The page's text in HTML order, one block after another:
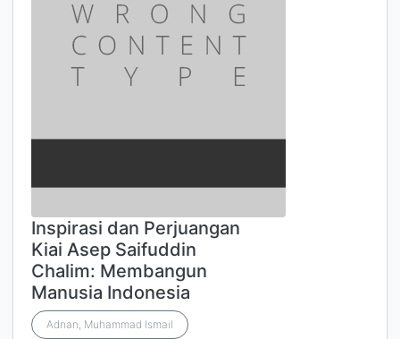
Inspirasi dan Perjuangan
Kiai Asep Saifuddin
Chalim: Membangun
Manusia Indonesia
Adnan, Muhammad Ismail